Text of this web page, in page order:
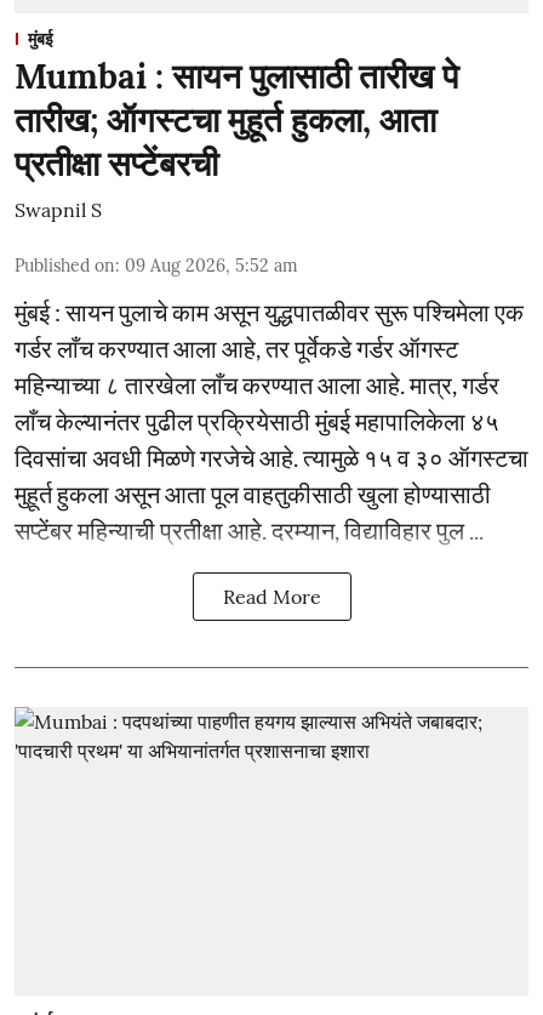
मुंबई
Mumbai : सायन पुलासाठी तारीख पे
तारीख; ऑगस्टचा मुहूर्त हुकला, आता
प्रतीक्षा सप्टेंबरची
Swapnil S
Published on: 09 Aug 2026, 5:52 am
मुंबई : सायन पुलाचे काम असून युद्धपातळीवर सुरू पश्चिमेला एक
गर्डर लाँच करण्यात आला आहे, तर पूर्वेकडे गर्डर ऑगस्ट
महिन्याच्या ८ तारखेला लाँच करण्यात आला आहे. मात्र, गर्डर
लाँच केल्यानंतर पुढील प्रक्रियेसाठी मुंबई महापालिकेला ४५
दिवसांचा अवधी मिळणे गरजेचे आहे. त्यामुळे १५ व ३० ऑगस्टचा
मुहूर्त हुकला असून आता पूल वाहतुकीसाठी खुला होण्यासाठी
सप्टेंबर महिन्याची प्रतीक्षा आहे. दरम्यान, विद्याविहार पुल ...
Read More